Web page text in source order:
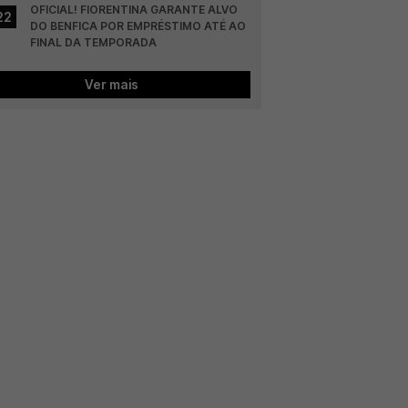
OFICIAL! FIORENTINA GARANTE ALVO
DO BENFICA POR EMPRÉSTIMO ATÉ AO
FINAL DA TEMPORADA
Ver mais